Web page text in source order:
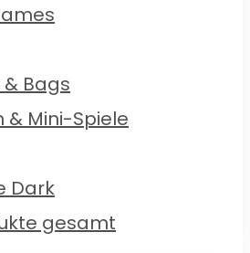
& Bags
& Mini-Spiele
Dark
gesamt